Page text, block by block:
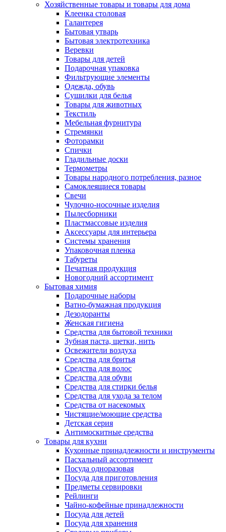
Хозяйственные товары и товары для дома
Клеенка столовая
Галантерея
Бытовая утварь
Бытовая электротехника
Веревки
Товары для детей
Подарочная упаковка
Фильтрующие элементы
Одежда, обувь
Сушилки для белья
Товары для животных
Текстиль
Мебельная фурнитура
Стремянки
Фоторамки
Спички
Гладильные доски
Термометры
Товары народного потребления, разное
Самоклеящиеся товары
Свечи
Чулочно-носочные изделия
Пылесборники
Пластмассовые изделия
Аксессуары для интерьера
Системы хранения
Упаковочная пленка
Табуреты
Печатная продукция
Новогодний ассортимент
Бытовая химия
Подарочные наборы
Ватно-бумажная продукция
Дезодоранты
Женская гигиена
Средства для бытовой техники
Зубная паста, щетки, нить
Освежители воздуха
Средства для бритья
Средства для волос
Средства для обуви
Средства для стирки белья
Средства для ухода за телом
Средства от насекомых
Чистящие/моющие средства
Детская серия
Антимоскитные средства
Товары для кухни
Кухонные принадлежности и инструменты
Пасхальный ассортимент
Посуда одноразовая
Посуда для приготовления
Предметы сервировки
Рейлинги
Чайно-кофейные принадлежности
Посуда для детей
Посуда для хранения